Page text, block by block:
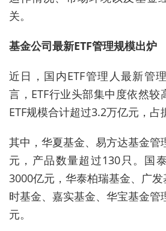
关。
基金公司最新ETF管理规模出炉
近日，国内ETF管理人最新管
言，ETF行业头部集中度依然较
ETF规模合计超过3.2万亿元，占
其中，华夏基金、易方达基金管
元，产品数量超过130只。国
3000亿元，华泰柏瑞基金、广
时基金、嘉实基金、华宝基金管
元。